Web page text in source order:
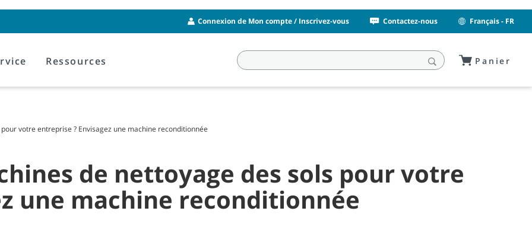
Connexion de Mon compte / Inscrivez-vous Contactez-nous Français - FR
Ressources Panier
votre entreprise ? Envisagez une machine reconditionnée
de nettoyage des sols pour votre
une machine reconditionnée